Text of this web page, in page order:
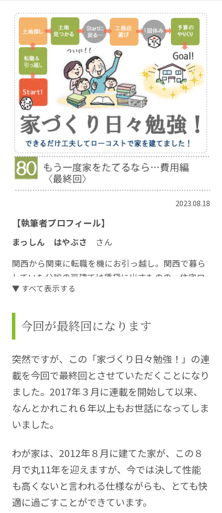
2023.08.18
【執筆者プロフィール】
まっしん はやぶさ さん
関西から関東に転職を機にお引っ越し。関西で暮ら
していた分譲の戸建ては賃貸に出すものの、住宅ロ
ーンの支払いは赤字に…。さらに関東での家賃も加
それならば！と、二軒目の家を建てることに。住宅
ローンをできるだけ抑え、かつ、土地も建物も満足
のいく家づくりに挑戦されました。コストを抑える
コツ、納得のいくまで調べられた知識をこの連載に
まとめていきます。
https://blog.kisekinomyhome.com/
イラスト：天野勢津子さん
https://amachakoubou.com/
▼ すべて表示する
今回が最終回になります
突然ですが、この「家づくり日々勉強！」の連
載を今回で最終回とさせていただくことになり
ました。2017年３月に連載を開始して以来、
なんとかれこれ６年以上もお世話になってしま
いました。
わが家は、2012年８月に建てた家が、この８
月で丸11年を迎えますが、今では決して性能
も高くないと言われる仕様ながらも、とても快
適に過ごすことができています。